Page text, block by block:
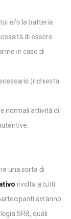
e/o la batteria
di essere
in caso di
(richiesta
normali attività di
una sorta di
rivolta a tutti
avranno
SRB, quali